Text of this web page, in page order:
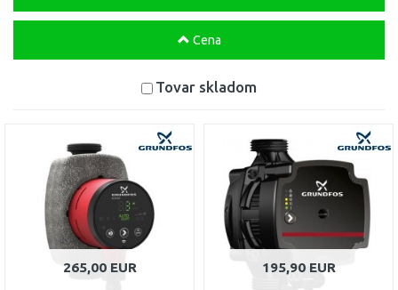
Cena
Tovar skladom
265,00 EUR 195,90 EUR